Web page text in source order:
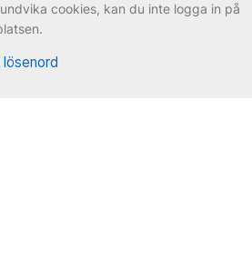
cookies, kan du inte logga in på